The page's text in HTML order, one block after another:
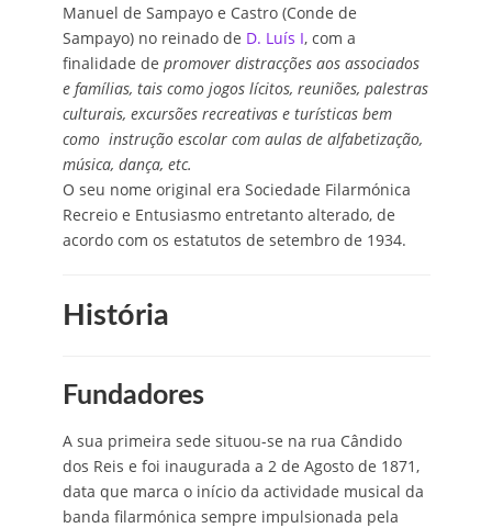
Manuel de Sampayo e Castro (Conde de
Sampayo) no reinado de D. Luís I, com a
finalidade de promover distracções aos associados
e famílias, tais como jogos lícitos, reuniões, palestras
culturais, excursões recreativas e turísticas bem
como instrução escolar com aulas de alfabetização,
música, dança, etc.
O seu nome original era Sociedade Filarmónica
Recreio e Entusiasmo entretanto alterado, de
acordo com os estatutos de setembro de 1934.
História
Fundadores
A sua primeira sede situou-se na rua Cândido
dos Reis e foi inaugurada a 2 de Agosto de 1871,
data que marca o início da actividade musical da
banda filarmónica sempre impulsionada pela